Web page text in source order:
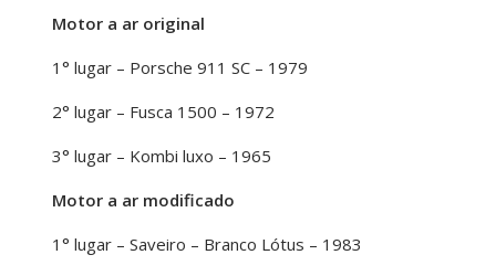
Motor a ar original
1° lugar – Porsche 911 SC – 1979
2° lugar – Fusca 1500 – 1972
3° lugar – Kombi luxo – 1965
Motor a ar modificado
1° lugar – Saveiro – Branco Lótus – 1983